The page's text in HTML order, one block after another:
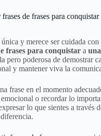
de frases para conquistar
y merece ser cuidada con
frases para conquistar a
pero poderosa de demostrar
y mantener viva la
frase en el momento
o recordar lo
lo que sientes a través